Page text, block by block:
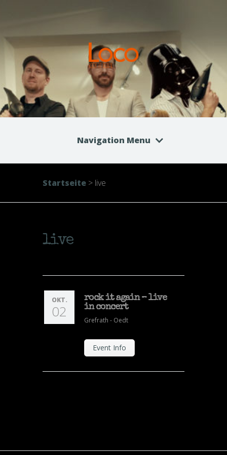
Navigation Menu
Startseite > live
live
OKT.
02
rock it again – live
in concert
Grefrath - Oedt
Event Info